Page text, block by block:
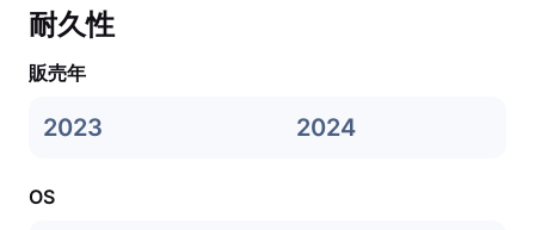
耐久性
販売年
2023 2024
OS